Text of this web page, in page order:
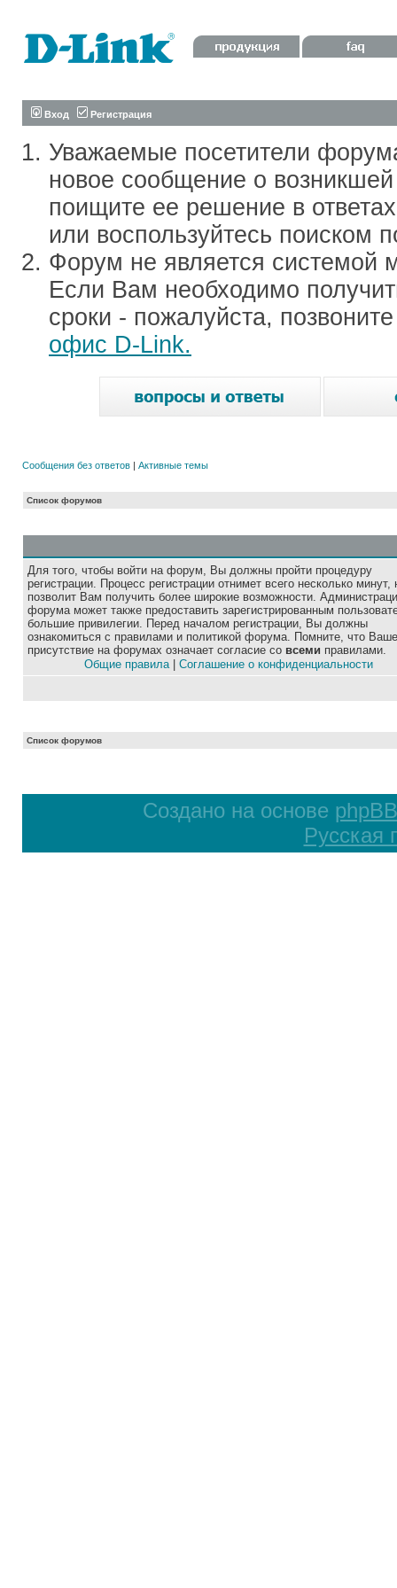
Вход Регистрация
Уважаемые посетители
новое сообщение о
поищите ее решение в
или воспользуйтесь поиском
Форум не является системой
Если Вам необходимо
сроки - пожалуйста,
офис D-Link.
Сообщения без ответов | Активные темы
Список форумов
Для того, чтобы войти на форум, Вы должны пройти процедуру
регистрации. Процесс регистрации отнимет всего несколько минут,
позволит Вам получить более широкие возможности.
форума может также предоставить зарегистрированным
большие привилегии. Перед началом регистрации, Вы должны
ознакомиться с правилами и политикой форума. Помните, что Ваше
присутствие на форумах означает согласие со всеми правилами.
Общие правила| Соглашение о конфиденциальности
Список форумов
Создано на основе phpBB
Русская